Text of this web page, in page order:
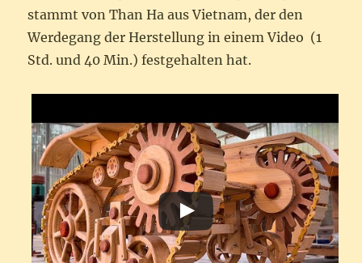
stammt von Than Ha aus Vietnam, der den
Werdegang der Herstellung in einem Video (1
Std. und 40 Min.) festgehalten hat.